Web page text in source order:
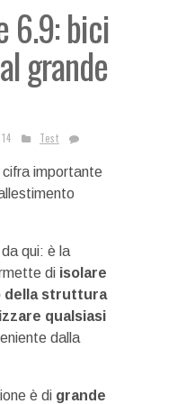
6.9: bici
grande
Test
cifra importante
qui: è la
di isolare
della struttura
qualsiasi
dalla
è di grande